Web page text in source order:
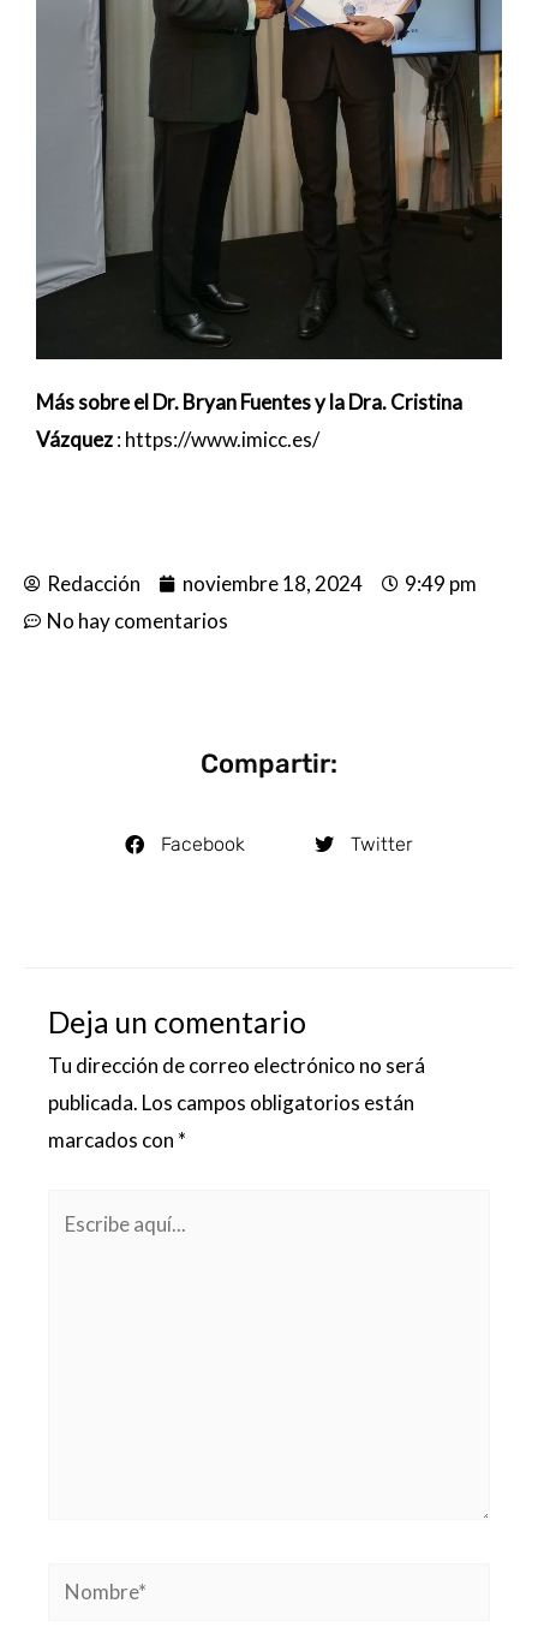
Más sobre el Dr. Bryan Fuentes y la Dra. Cristina
Vázquez:https://www.imicc.es/
Redacción noviembre 18, 2024
9:49 pm
No hay comentarios
Compartir:
Facebook Twitter
Deja un comentario
Tu dirección de correo electrónico no será
publicada. Los campos obligatorios están
marcados con *
Nombre*